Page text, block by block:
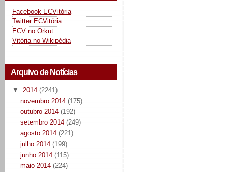
Facebook ECVitória
Twitter ECVitória
ECV no Orkut
Vitória no Wikipédia
Arquivo de Notícias
▼ 2014 (2241)
novembro 2014 (175)
outubro 2014 (192)
setembro 2014 (249)
agosto 2014 (221)
julho 2014 (199)
junho 2014 (115)
maio 2014 (224)